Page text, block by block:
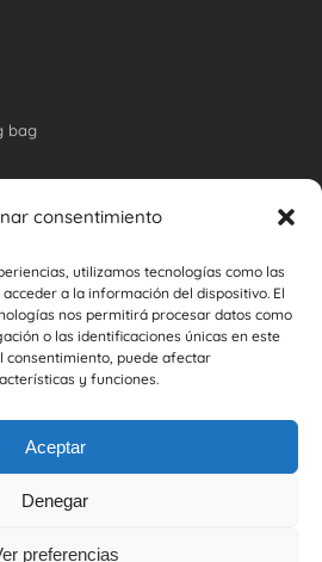
consentimiento
utilizamos tecnologías como las
a la información del dispositivo. El
nos permitirá procesar datos como
o las identificaciones únicas en este
consentimiento, puede afectar
y funciones.
Aceptar
Denegar
preferencias
bag
y hornos